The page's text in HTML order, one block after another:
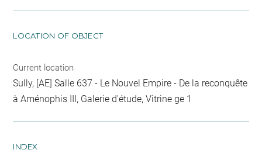
LOCATION OF OBJECT
Current location
Sully, [AE] Salle 637 - Le Nouvel Empire - De la reconquête
à Aménophis III, Galerie d'étude, Vitrine ge 1
INDEX